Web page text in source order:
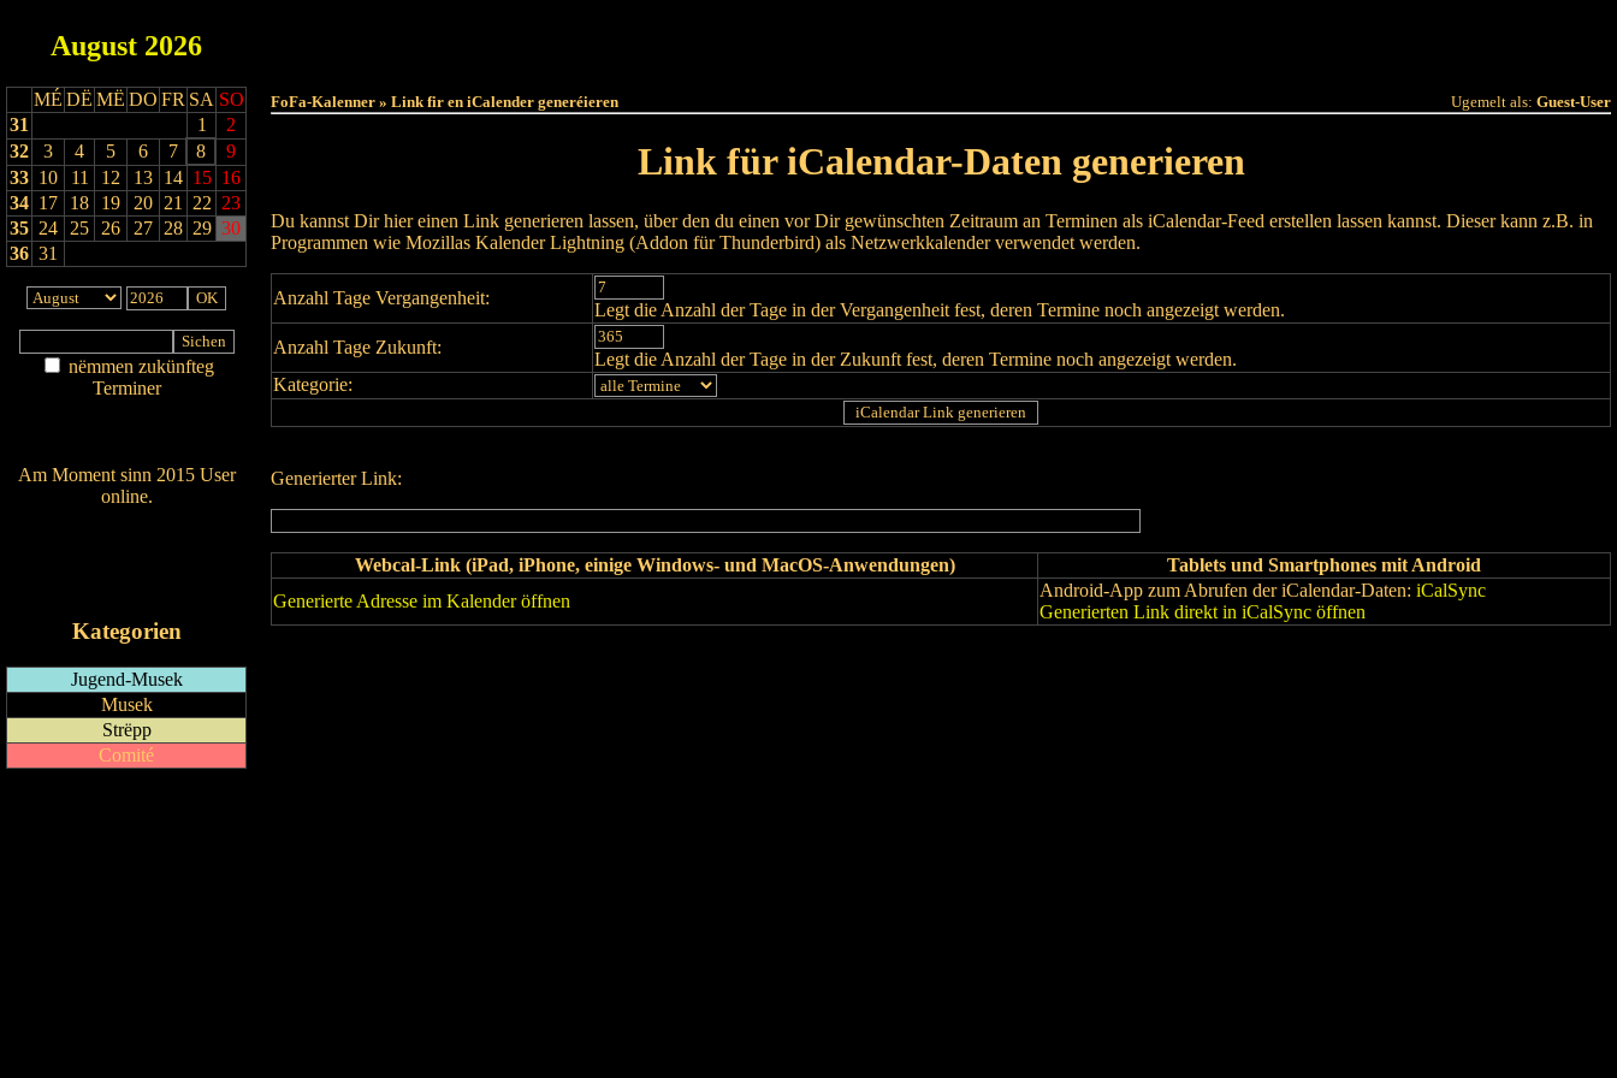
August 2026
MÉ DË MË DO FR SA SO
31
1
2
32
3 4 5 6 7 8
9
33 10 11 12 13 14 15 16
34 17 18 19 20 21 22 23
35 24 25 26 27 28 29 30
36 31
nëmmen zukünfteg
Terminer
Am Moment sinn 2015 User
online.
Kategorien
Jugend-Musek
Musek
Strëpp
Comité
FoFa-Kalenner » Link fir en iCalender generéieren Ugemelt als: Guest-User
Link für iCalendar-Daten generieren
Du kannst Dir hier einen Link generieren lassen, über den du einen vor Dir gewünschten Zeitraum an Terminen als iCalendar-Feed erstellen lassen kannst. Dieser kann z.B. in
Programmen wie Mozillas Kalender Lightning (Addon für Thunderbird) als Netzwerkkalender verwendet werden.
Anzahl Tage Vergangenheit:
Legt die Anzahl der Tage in der Vergangenheit fest, deren Termine noch angezeigt werden.
Anzahl Tage Zukunft:
Legt die Anzahl der Tage in der Zukunft fest, deren Termine noch angezeigt werden.
Kategorie:
Generierter Link:
Webcal-Link (iPad, iPhone, einige Windows- und MacOS-Anwendungen)
Tablets und Smartphones mit Android
Generierte Adresse im Kalender öffnen
Android-App zum Abrufen der iCalendar-Daten: iCalSync
Generierten Link direkt in iCalSync öffnen